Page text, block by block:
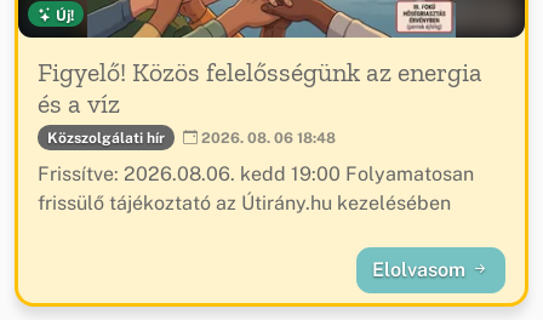
Új!
Figyelő! Közös felelősségünk az energia
és a víz
Közszolgálati hír 2026. 08. 06 18:48
Frissítve: 2026.08.06. kedd 19:00 Folyamatosan
frissülő tájékoztató az Útirány.hu kezelésében
Elolvasom